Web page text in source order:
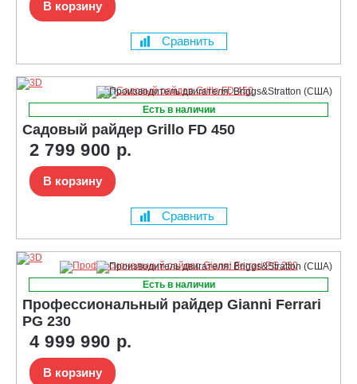
В корзину
Сравнить
Есть в наличии
Садовый райдер Grillo FD 450
2 799 900 р.
В корзину
Сравнить
Есть в наличии
Профессиональный райдер Gianni Ferrari
PG 230
4 999 990 р.
В корзину